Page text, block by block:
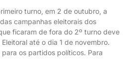
turno, em 2 de outubro, a
campanhas eleitorais dos
ficaram de fora do 2º turno deve
até o dia 1 de novembro.
os partidos políticos. Para